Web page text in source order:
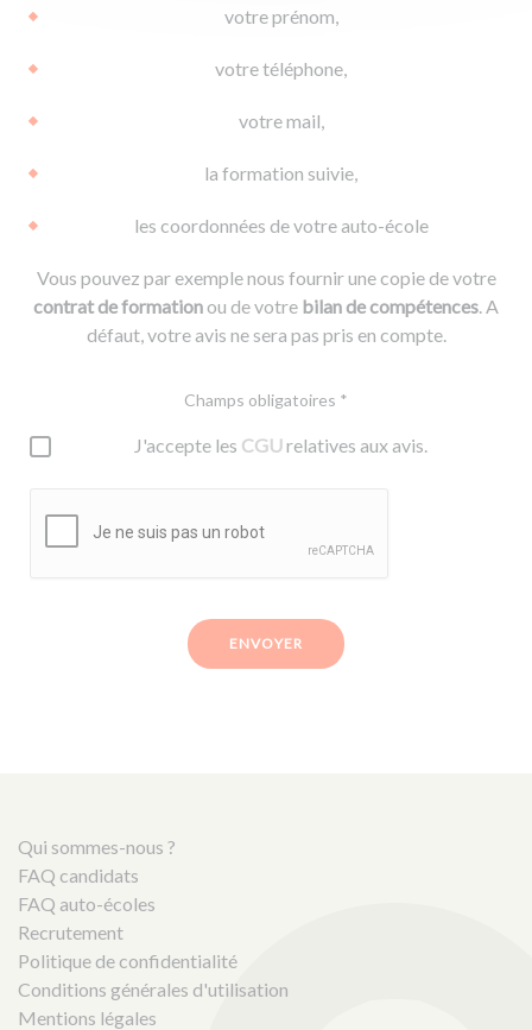
votre prénom,
votre téléphone,
votre mail,
la formation suivie,
les coordonnées de votre auto-école
Vous pouvez par exemple nous fournir une copie de votre
contrat de formationou de votre bilan de compétences. A
défaut, votre avis ne sera pas pris en compte.
Champs obligatoires *
J'accepte les CGUrelatives aux avis.
ENVOYER
Qui sommes-nous ?
FAQ candidats
FAQ auto-écoles
Recrutement
Politique de confidentialité
Conditions générales d'utilisation
Mentions légales